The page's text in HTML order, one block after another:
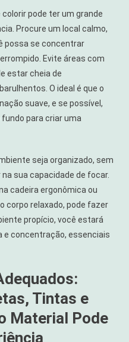
pode ter um grande
Procure um local calmo,
possa se concentrar
Evite áreas com
estar cheia de
O ideal é que o
suave, e se possível,
para criar uma
seja organizado, sem
sua capacidade de focar.
cadeira ergonômica ou
corpo relaxado, pode fazer
propício, você estará
e concentração, essenciais
Tintas e
Material Pode